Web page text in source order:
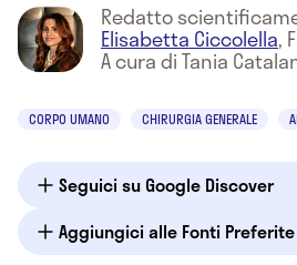
Redatto
Elisabetta Ciccolella,
A cura di Tania
CORPO UMANO CHIRURGIA GENERALE
Seguici su Google Discover
Aggiungici alle Fonti